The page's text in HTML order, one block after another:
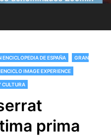
ENCICLOPEDIA DE ESPAÑA GRAN
IMAGE EXPERIENCE
CULTURA
prima